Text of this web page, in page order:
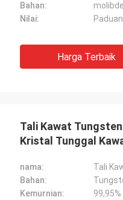
Bahan:
Nilai:
Harga Terbaik
Tali Kawat
Kristal Tunggal
nama:
Tali
Bahan:
Kemurnian:
99,95%